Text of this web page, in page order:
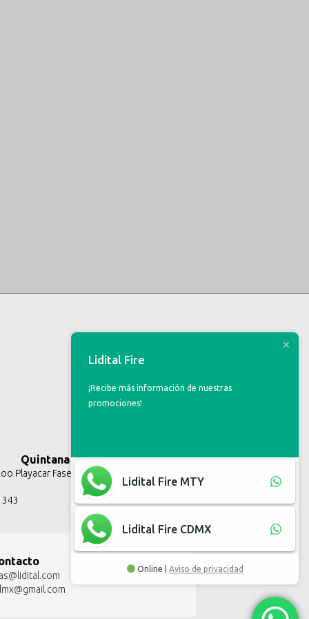
Quintana Roo
Playacar Fase II, Solidaridad Q.R.
Lidital Fire
¡Recibe más información de nuestras
promociones!
Lidital Fire MTY
Lidital Fire CDMX
Online |Aviso de privacidad